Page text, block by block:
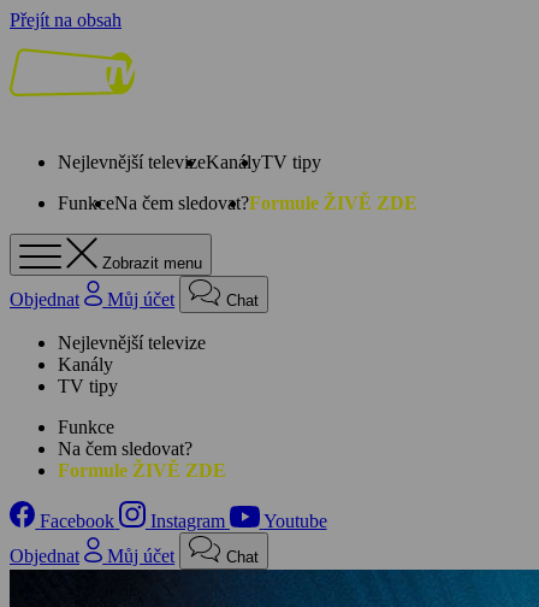
Přejít na obsah
Nejlevnější televizeKanályTV tipy
FunkceNa čem sledovat?Formule ŽIVĚ ZDE
Zobrazit menu
Objednat Můj účet Chat
Nejlevnější televize
Kanály
TV tipy
Funkce
Na čem sledovat?
Formule ŽIVĚ ZDE
Facebook Instagram
Youtube
Objednat
Můj účet Chat